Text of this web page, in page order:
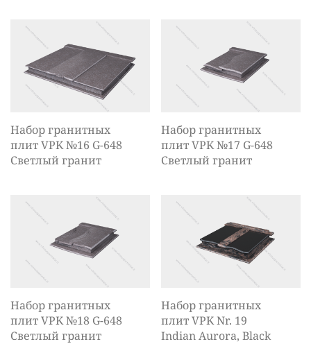
Набор гранитных
плит VPK №16 G-648
Светлый гранит
Набор гранитных
плит VPK №17 G-648
Светлый гранит
Набор гранитных
плит VPK №18 G-648
Светлый гранит
Набор гранитных
плит VPK Nr. 19
Indian Aurora, Black